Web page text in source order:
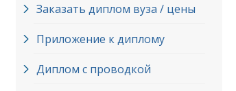
Заказать диплом вуза / цены
Приложение к диплому
Диплом с проводкой